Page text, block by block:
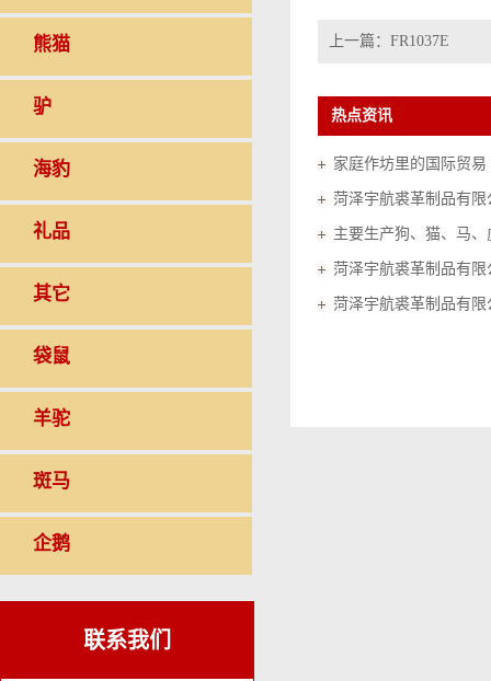
熊猫
驴
海豹
礼品
其它
袋鼠
羊驼
斑马
企鹅
联系我们
上一篇： FR1037E
热点资讯
家庭作坊里的国际贸易
菏泽宇航裘革制品有
菏泽宇航裘革制品有限
菏泽宇航裘革制品有限